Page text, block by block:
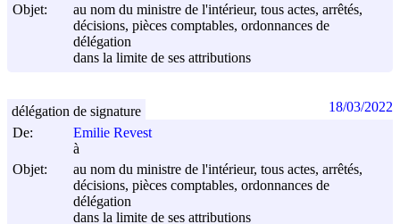
Objet:
au nom du ministre de l'intérieur, tous actes, arrêtés,
décisions, pièces comptables, ordonnances de
délégation
dans la limite de ses attributions
De:
Emilie Revest
à
Objet:
au nom du ministre de l'intérieur, tous actes, arrêtés,
décisions, pièces comptables, ordonnances de
délégation
dans la limite de ses attributions
délégation de signature 18/03/2022